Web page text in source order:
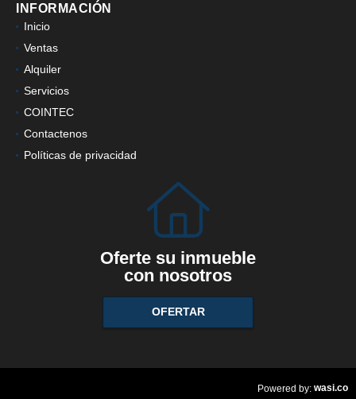
INFORMACIÓN
Inicio
Ventas
Alquiler
Servicios
COINTEC
Contactenos
Políticas de privacidad
Oferte su inmueble
con nosotros
OFERTAR
Powered by: wasi.co